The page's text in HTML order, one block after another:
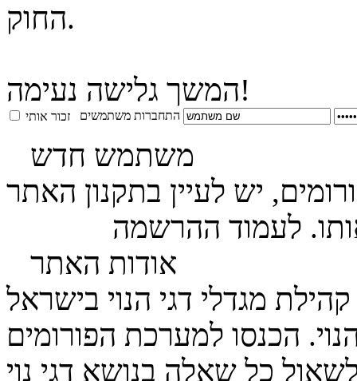
החוק.
המשך גלישה נעימה!
התחברות משתמשים זכור אותי
משתמש חדש
יש לעיין בתקנון האתר
לעמוד ההרשמה
אודות האתר
הכנסו למערכת הפורומים